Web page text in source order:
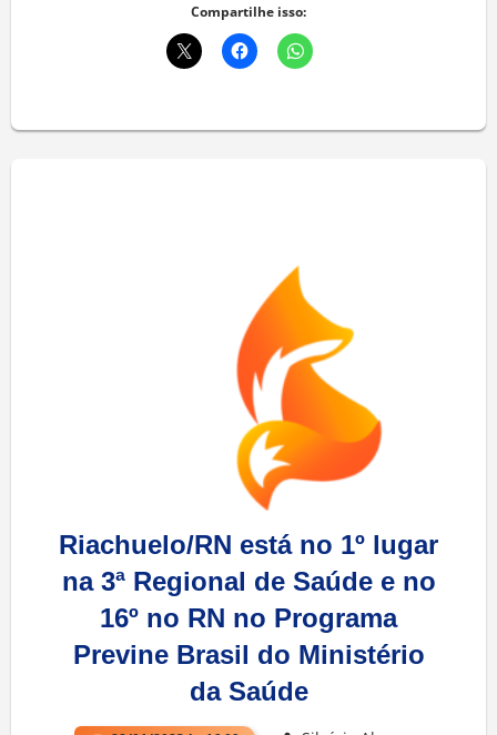
Compartilhe isso:
Riachuelo/RN está no 1º lugar
na 3ª Regional de Saúde e no
16º no RN no Programa
Previne Brasil do Ministério
da Saúde